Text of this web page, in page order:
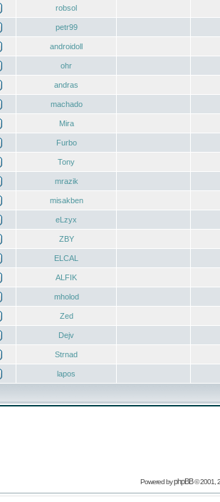
robsol
petr99
androidoll
ohr
andras
machado
Mira
Furbo
Tony
mrazik
misakben
eLzyx
ZBY
ELCAL
ALFIK
mholod
Zed
Dejv
Strnad
lapos
Powered byphpBB© 2001,